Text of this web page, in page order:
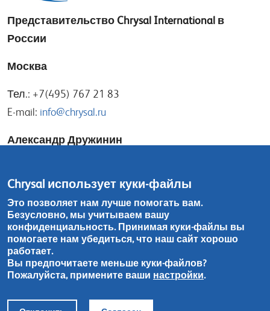
Представительство Chrysal International в
России
Москва
Тел.: +7(495) 767 21 83
E-mail: info@chrysal.ru
Александр Дружинин
E-mail:igor@chrysal.ru
Тел.: +7(965) 198 12 74
Контакты
Chrysal использует куки-файлы
Это позволяет нам лучше помогать вам.
Безусловно, мы учитываем вашу
конфиденциальность. Принимая куки-файлы вы
помогаете нам убедиться, что наш сайт хорошо
работает.
Вы предпочитаете меньше куки-файлов?
Пожалуйста, примените ваши настройки.